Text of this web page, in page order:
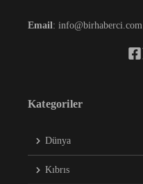
Email: info@birhaberci.com
Kategoriler
Dünya
Kıbrıs